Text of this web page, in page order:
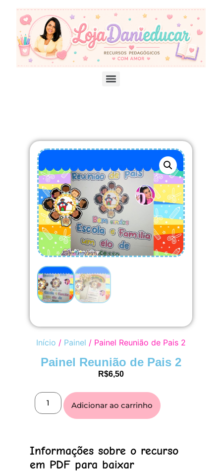
Início / Painel / Painel Reunião de Pais 2
Painel Reunião de Pais 2
R$6,50
Adicionar ao carrinho
Informações sobre o recurso
em PDF para baixar